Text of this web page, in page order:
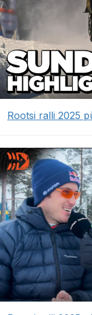
Rootsi ralli 2025